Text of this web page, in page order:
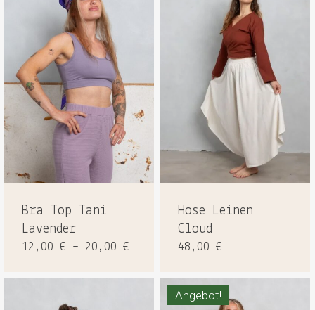
Bra Top Tani
Lavender
12,00 € – 20,00 €
Hose Leinen
Cloud
48,00 €
Angebot!